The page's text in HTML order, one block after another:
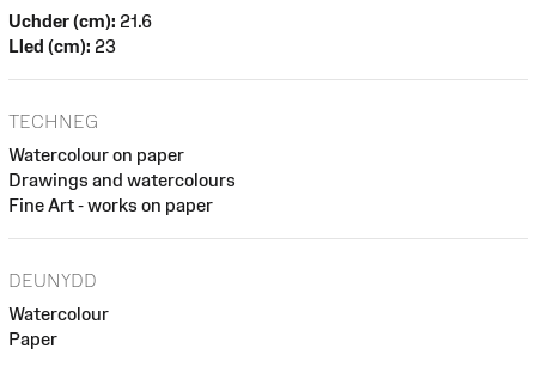
Uchder (cm): 21.6
Lled (cm): 23
TECHNEG
Watercolour on paper
Drawings and watercolours
Fine Art - works on paper
DEUNYDD
Watercolour
Paper